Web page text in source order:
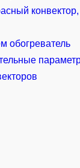
обогреватель